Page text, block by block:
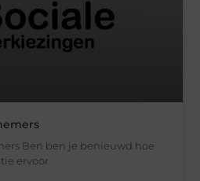
Ben ben je benieuwd hoe
ervoor